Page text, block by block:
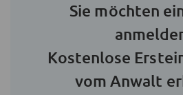
Sie möchten
Kostenlose
vom Anwalt